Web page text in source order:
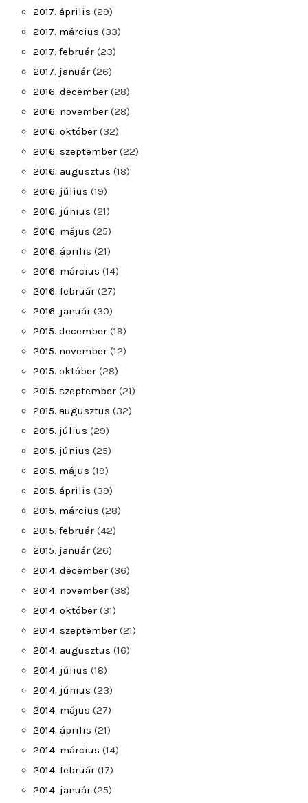
2017. április (29)
2017. március (33)
2017. február (23)
2017. január (26)
2016. december (28)
2016. november (28)
2016. október (32)
2016. szeptember (22)
2016. augusztus (18)
2016. július (19)
2016. június (21)
2016. május (25)
2016. április (21)
2016. március (14)
2016. február (27)
2016. január (30)
2015. december (19)
2015. november (12)
2015. október (28)
2015. szeptember (21)
2015. augusztus (32)
2015. július (29)
2015. június (25)
2015. május (19)
2015. április (39)
2015. március (28)
2015. február (42)
2015. január (26)
2014. december (36)
2014. november (38)
2014. október (31)
2014. szeptember (21)
2014. augusztus (16)
2014. július (18)
2014. június (23)
2014. május (27)
2014. április (21)
2014. március (14)
2014. február (17)
2014. január (25)